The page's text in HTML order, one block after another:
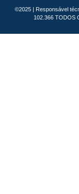
©2025 | Responsável
102.366 TODOS